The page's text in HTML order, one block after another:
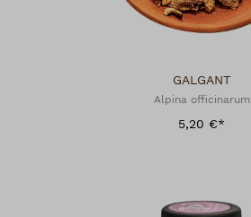
GALGANT
Alpina officinarum
5,20 €*